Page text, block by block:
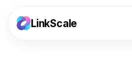
LinkScale